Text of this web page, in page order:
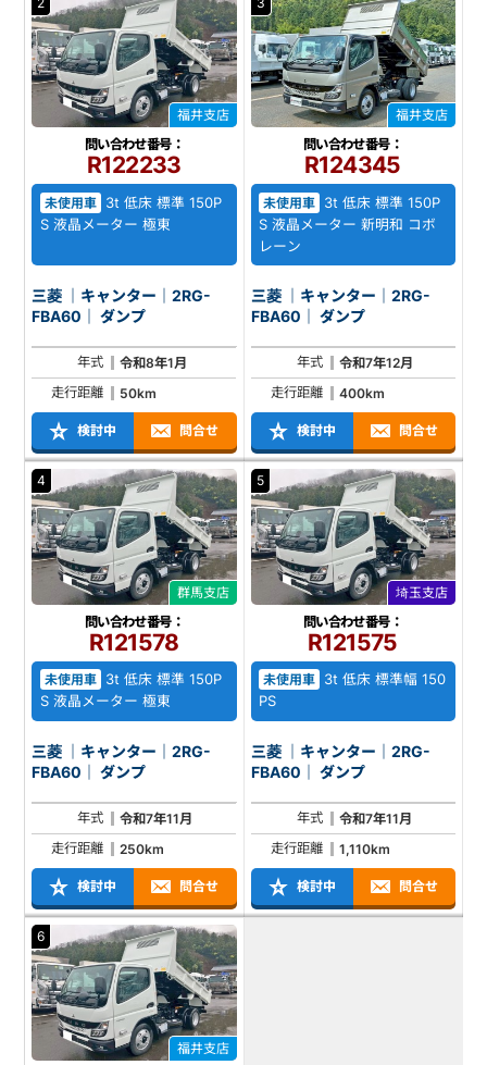
福井支店
問い合わせ番号：
R122233
未使用車
3t 低床 標準 150P
S 液晶メーター 極東
三菱 ｜キャンター｜2RG-
FBA60｜ ダンプ
年式
令和8年1月
走行距離
50km
検討中 問合せ
福井支店
問い合わせ番号：
R124345
未使用車 3t 低床 標準 150P
S 液晶メーター 新明和 コボ
レーン
三菱 ｜キャンター｜2RG-
FBA60｜ ダンプ
年式
令和7年12月
走行距離
400km
検討中 問合せ
4
群馬支店
問い合わせ番号：
R121578
未使用車
3t 低床 標準 150P
S 液晶メーター 極東
三菱 ｜キャンター｜2RG-
FBA60｜ ダンプ
年式
令和7年11月
走行距離
250km
検討中 問合せ
5
埼玉支店
問い合わせ番号：
R121575
未使用車 3t 低床 標準幅 150
PS
三菱 ｜キャンター｜2RG-
FBA60｜ ダンプ
年式
令和7年11月
走行距離
1,110km
検討中 問合せ
6
福井支店